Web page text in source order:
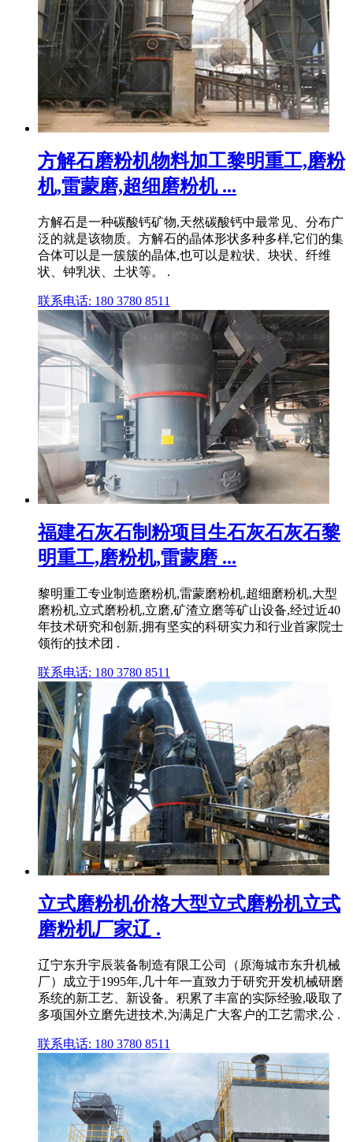
方解石磨粉机物料加工黎明重工,磨粉
机,雷蒙磨,超细磨粉机 ...
方解石是一种碳酸钙矿物,天然碳酸钙中最常见、分布广
泛的就是该物质。方解石的晶体形状多种多样,它们的集
合体可以是一簇簇的晶体,也可以是粒状、块状、纤维
状、钟乳状、土状等。 .
联系电话: 180 3780 8511
福建石灰石制粉项目生石灰石灰石黎
明重工,磨粉机,雷蒙磨 ...
黎明重工专业制造磨粉机,雷蒙磨粉机,超细磨粉机,大型
磨粉机,立式磨粉机,立磨,矿渣立磨等矿山设备,经过近40
年技术研究和创新,拥有坚实的科研实力和行业首家院士
领衔的技术团 .
联系电话: 180 3780 8511
立式磨粉机价格大型立式磨粉机立式
磨粉机厂家辽 .
辽宁东升宇辰装备制造有限工公司（原海城市东升机械
厂）成立于1995年,几十年一直致力于研究开发机械研磨
系统的新工艺、新设备。积累了丰富的实际经验,吸取了
多项国外立磨先进技术,为满足广大客户的工艺需求,公 .
联系电话: 180 3780 8511